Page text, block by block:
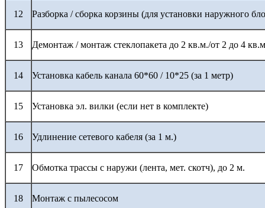
12 Разборка / сборка корзины (для установки наружного
13 Демонтаж / монтаж стеклопакета до 2 кв.м./от 2 до 4
14 Установка кабель канала 60*60 / 10*25 (за 1 метр)
15 Установка эл. вилки (если нет в комплекте)
16 Удлинение сетевого кабеля (за 1 м.)
17 Обмотка трассы с наружи (лента, мет. скотч), до 2 м.
18 Монтаж с пылесосом